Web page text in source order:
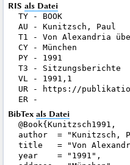
RIS als Datei
TY - BOOK
AU - Kunitzsch, Paul
T1 - Von Alexandria
CY - München
PY - 1991
T3 - Sitzungsberichte
VL - 1991,1
UR - https://
BibTex als Datei
@Book{Kunitzsch1991,
author  = "Kunitzsch,
title   = "Von
year    = "1991",